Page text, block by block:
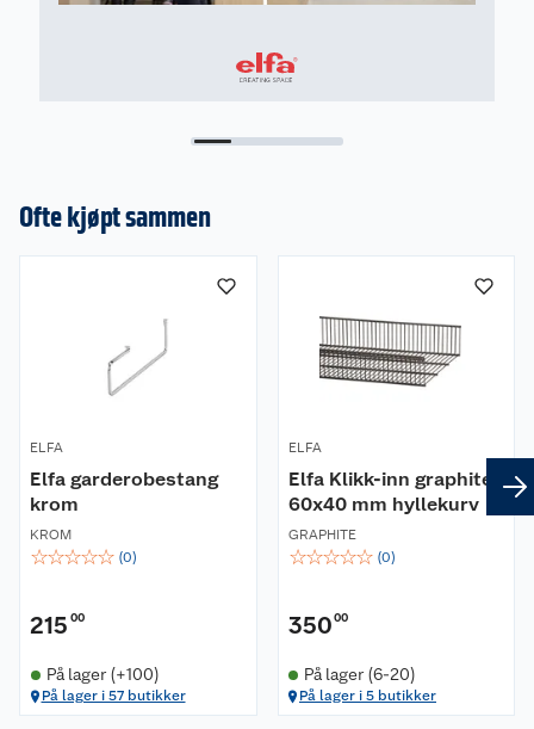
Ofte kjøpt sammen
ELFA
Elfa garderobestang
krom
KROM
☆☆☆☆☆ (0)
215 00
På lager (+100)
På lager i 57 butikker
ELFA
Elfa Klikk-inn graphite
60x40 mm hyllekurv
GRAPHITE
☆☆☆☆☆ (0)
350 00
På lager (6-20)
På lager i 5 butikker